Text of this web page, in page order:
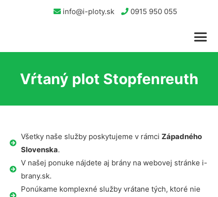
info@i-ploty.sk 0915 950 055
Vŕtaný plot Stopfenreuth
Všetky naše služby poskytujeme v rámci Západného
Slovenska.
V našej ponuke nájdete aj brány na webovej stránke i-
brany.sk.
Ponúkame komplexné služby vrátane tých, ktoré nie